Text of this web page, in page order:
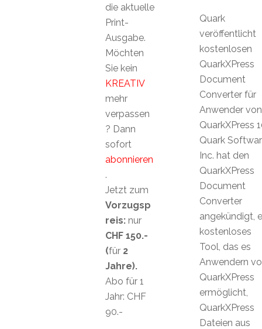
Quark
veröffentlicht
kostenlosen
QuarkXPress
Document
Converter für
Anwender von
QuarkXPress
Quark
Inc. hat den
QuarkXPress
Document
Converter
angekündigt,
kostenloses
Tool, das es
Anwendern
QuarkXPress
ermöglicht,
QuarkXPress
Dateien aus
die aktuelle
Print-
Ausgabe.
Möchten
Sie kein
KREATIV
mehr
verpassen
? Dann
sofort
abonnieren
.
Jetzt zum
Vorzugsp
reis: nur
CHF 150.-
(für 2
Jahre).
Abo für 1
Jahr: CHF
90.-